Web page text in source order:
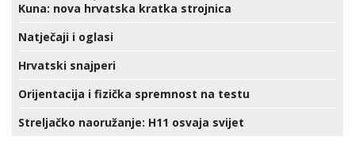
Kuna: nova hrvatska kratka strojnica
Natječaji i oglasi
Hrvatski snajperi
Orijentacija i fizička spremnost na testu
Streljačko naoružanje: H11 osvaja svijet